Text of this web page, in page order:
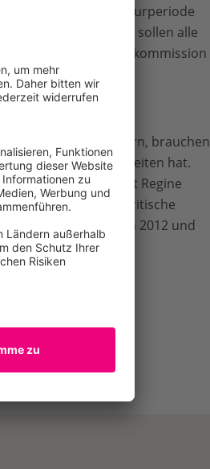
jeweiligen Legislaturperiode
sein. In ihm sollen alle
eine Klimaschutzkommission
zu steuern, brauchen
und Verantwortlichkeiten hat.
werden“, sagt Regine
bestehende britische
Westfalen in 2012 und
In den
worden.